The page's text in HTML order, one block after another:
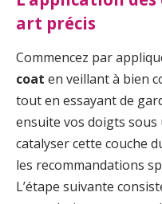
art précis
Commencez par
coat en veillant à bien
tout en essayant de
ensuite vos doigts sous
catalyser cette couche
les recommandations
L’étape suivante